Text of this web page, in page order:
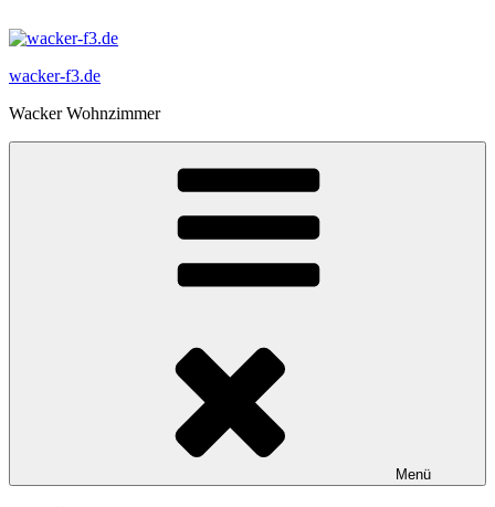
Inhalt
wacker-f3.de
Wacker Wohnzimmer
Menü